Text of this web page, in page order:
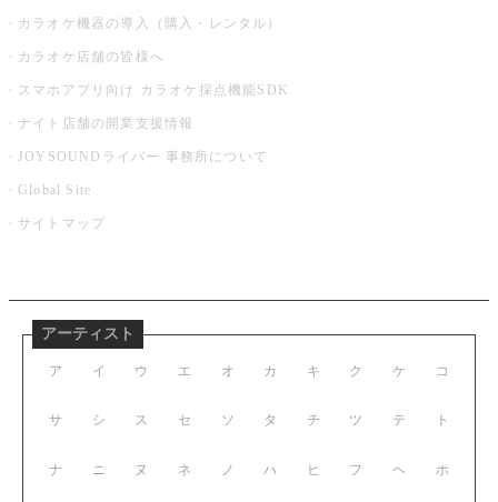
カラオケ機器の導入（購入・レンタル）
カラオケ店舗の皆様へ
スマホアプリ向け カラオケ採点機能SDK
ナイト店舗の開業支援情報
JOYSOUNDライバー 事務所について
Global Site
サイトマップ
アーティスト
ア イ ウ エ オ
サ シ ス セ ソ
ナ ニ ヌ ネ ノ
カ キ ク ケ コ
タ チ ツ テ ト
ハ ヒ フ ヘ ホ